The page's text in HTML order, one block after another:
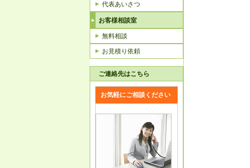
代表あいさつ
お客様相談室
無料相談
お見積り依頼
ご連絡先はこちら
お気軽にご相談ください